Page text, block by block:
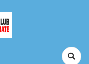
Karate